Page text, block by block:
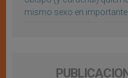
mismo sexo en